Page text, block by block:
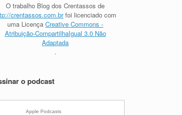
O trabalho Blog dos Crentassos de
crentassos.com.brfoi licenciado com
uma LicençaCreative Commons -
Atribuição-CompartilhaIgual 3.0 Não
Adaptada
.
o podcast
Apple Podcasts